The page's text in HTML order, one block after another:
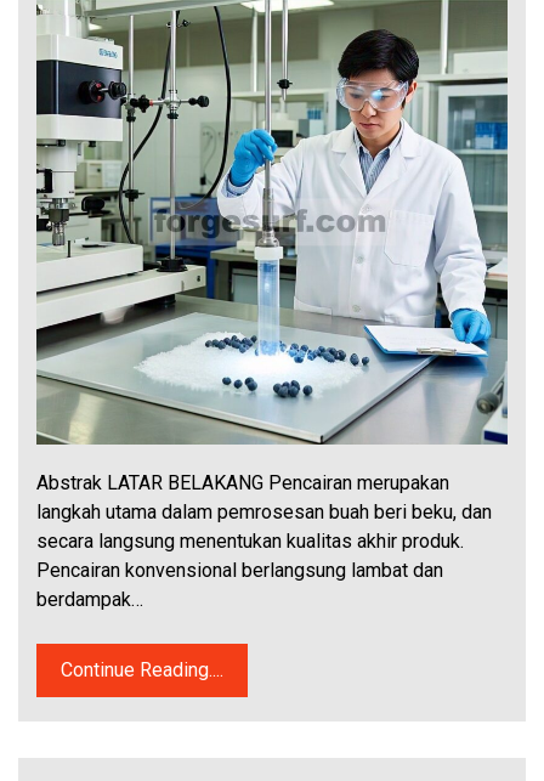
Abstrak LATAR BELAKANG Pencairan merupakan
langkah utama dalam pemrosesan buah beri beku, dan
secara langsung menentukan kualitas akhir produk.
Pencairan konvensional berlangsung lambat dan
berdampak…
Continue Reading....